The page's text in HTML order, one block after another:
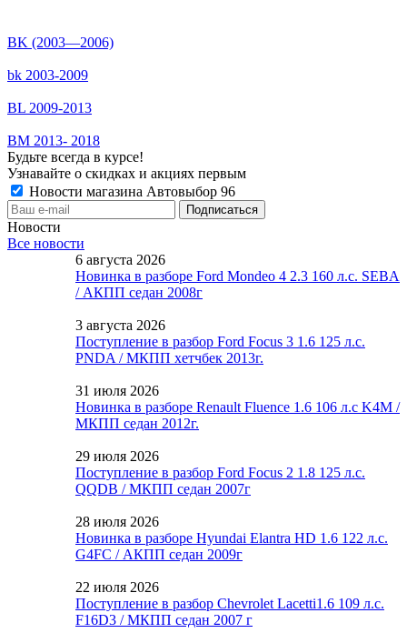
BK (2003—2006)
bk 2003-2009
BL 2009-2013
BM 2013- 2018
Будьте всегда в курсе!
Узнавайте о скидках и акциях первым
Новости магазина Автовыбор 96
Новости
Все новости
6 августа 2026
Новинка в разборе Ford Mondeo 4 2.3 160 л.с. SEBA
/ АКПП седан 2008г
3 августа 2026
Поступление в разбор Ford Focus 3 1.6 125 л.с.
PNDA / МКПП хетчбек 2013г.
31 июля 2026
Новинка в разборе Renault Fluence 1.6 106 л.с K4M /
МКПП седан 2012г.
29 июля 2026
Поступление в разбор Ford Focus 2 1.8 125 л.с.
QQDB / МКПП седан 2007г
28 июля 2026
Новинка в разборе Hyundai Elantra HD 1.6 122 л.с.
G4FC / АКПП седан 2009г
22 июля 2026
Поступление в разбор Chevrolet Lacetti1.6 109 л.с.
F16D3 / МКПП седан 2007 г